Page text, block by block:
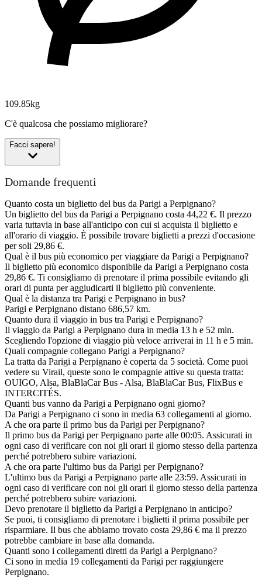
109.85kg
C'è qualcosa che possiamo migliorare?
Facci sapere!
Domande frequenti
Quanto costa un biglietto del bus da Parigi a Perpignano?
Un biglietto del bus da Parigi a Perpignano costa 44,22 €. Il prezzo
varia tuttavia in base all'anticipo con cui si acquista il biglietto e
all'orario di viaggio. È possibile trovare biglietti a prezzi d'occasione
per soli 29,86 €.
Qual è il bus più economico per viaggiare da Parigi a Perpignano?
Il biglietto più economico disponibile da Parigi a Perpignano costa
29,86 €. Ti consigliamo di prenotare il prima possibile evitando gli
orari di punta per aggiudicarti il biglietto più conveniente.
Qual è la distanza tra Parigi e Perpignano in bus?
Parigi e Perpignano distano 686,57 km.
Quanto dura il viaggio in bus tra Parigi e Perpignano?
Il viaggio da Parigi a Perpignano dura in media 13 h e 52 min.
Scegliendo l'opzione di viaggio più veloce arriverai in 11 h e 5 min.
Quali compagnie collegano Parigi a Perpignano?
La tratta da Parigi a Perpignano è coperta da 5 società. Come puoi
vedere su Virail, queste sono le compagnie attive su questa tratta:
OUIGO, Alsa, BlaBlaCar Bus - Alsa, BlaBlaCar Bus, FlixBus e
INTERCITÉS.
Quanti bus vanno da Parigi a Perpignano ogni giorno?
Da Parigi a Perpignano ci sono in media 63 collegamenti al giorno.
A che ora parte il primo bus da Parigi per Perpignano?
Il primo bus da Parigi per Perpignano parte alle 00:05. Assicurati in
ogni caso di verificare con noi gli orari il giorno stesso della partenza
perché potrebbero subire variazioni.
A che ora parte l'ultimo bus da Parigi per Perpignano?
L'ultimo bus da Parigi a Perpignano parte alle 23:59. Assicurati in
ogni caso di verificare con noi gli orari il giorno stesso della partenza
perché potrebbero subire variazioni.
Devo prenotare il biglietto da Parigi a Perpignano in anticipo?
Se puoi, ti consigliamo di prenotare i biglietti il prima possibile per
risparmiare. Il bus che abbiamo trovato costa 29,86 € ma il prezzo
potrebbe cambiare in base alla domanda.
Quanti sono i collegamenti diretti da Parigi a Perpignano?
Ci sono in media 19 collegamenti da Parigi per raggiungere
Perpignano.